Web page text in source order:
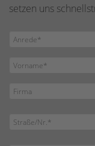
setzen uns